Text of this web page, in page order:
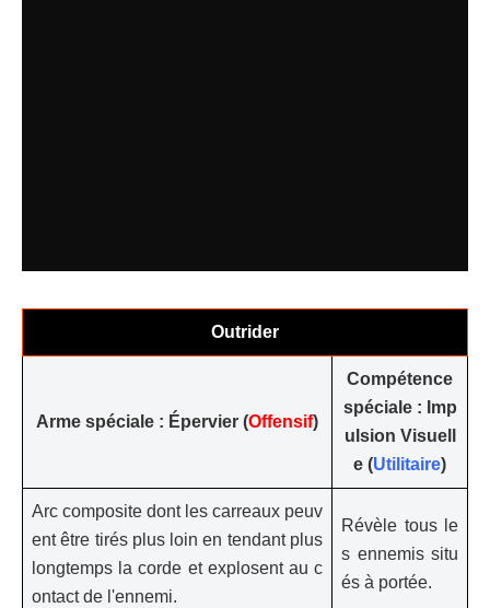
Outrider
Arme spéciale : Épervier (Offensif)
Compétence
spéciale : Imp
ulsion Visuell
e (Utilitaire)
Arc composite dont les carreaux peuv
ent être tirés plus loin en tendant plus
longtemps la corde et explosent au c
ontact de l'ennemi.
Révèle tous le
s ennemis situ
és à portée.